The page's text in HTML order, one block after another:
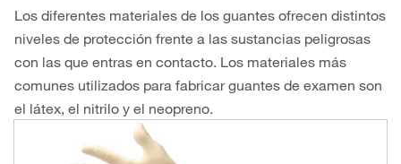
Los diferentes materiales de los guantes ofrecen distintos
niveles de protección frente a las sustancias peligrosas
con las que entras en contacto. Los materiales más
comunes utilizados para fabricar guantes de examen son
el látex, el nitrilo y el neopreno.